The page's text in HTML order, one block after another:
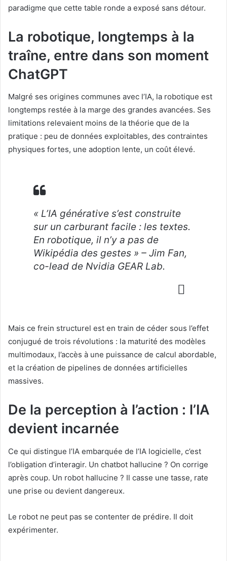
paradigme que cette table ronde a exposé sans détour.
La robotique, longtemps à la
traîne, entre dans son moment
ChatGPT
Malgré ses origines communes avec l’IA, la robotique est
longtemps restée à la marge des grandes avancées. Ses
limitations relevaient moins de la théorie que de la
pratique : peu de données exploitables, des contraintes
physiques fortes, une adoption lente, un coût élevé.
« L’IA générative s’est construite
sur un carburant facile : les textes.
En robotique, il n’y a pas de
Wikipédia des gestes » – Jim Fan,
co-lead de Nvidia GEAR Lab.
Mais ce frein structurel est en train de céder sous l’effet
conjugué de trois révolutions : la maturité des modèles
multimodaux, l’accès à une puissance de calcul abordable,
et la création de pipelines de données artificielles
massives.
De la perception à l’action : l’IA
devient incarnée
Ce qui distingue l’IA embarquée de l’IA logicielle, c’est
l’obligation d’interagir. Un chatbot hallucine ? On corrige
après coup. Un robot hallucine ? Il casse une tasse, rate
une prise ou devient dangereux.
Le robot ne peut pas se contenter de prédire. Il doit
expérimenter.